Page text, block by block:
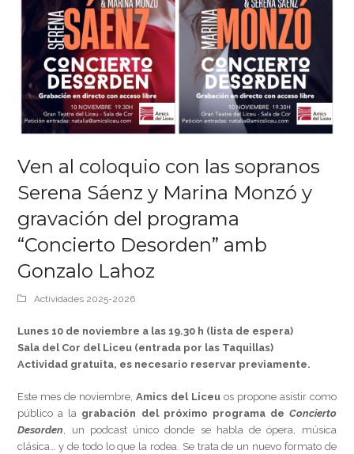
Ven al coloquio con las sopranos
Serena Sáenz y Marina Monzó y
gravación del programa
“Concierto Desorden” amb
Gonzalo Lahoz
Actividades 2025-2026
Lunes 10 de noviembre a las 19.30 h (lista de espera)
Sala del Cor del Liceu (entrada por las Taquillas)
Actividad gratuita, es necesario reservar previamente.
Este mes de noviembre,Amics del Liceuos propone asistir como
público a la grabación del próximo programa de Concierto
Desorden, un podcast único donde se habla de ópera, música
clásica… y de todo lo que la rodea. Se trata de un nuevo formato de